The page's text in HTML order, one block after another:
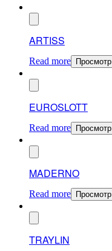
ARTISS
Read more Просмотр
EUROSLOTT
Read more Просмотр
MADERNO
Read more Просмотр
TRAYLIN